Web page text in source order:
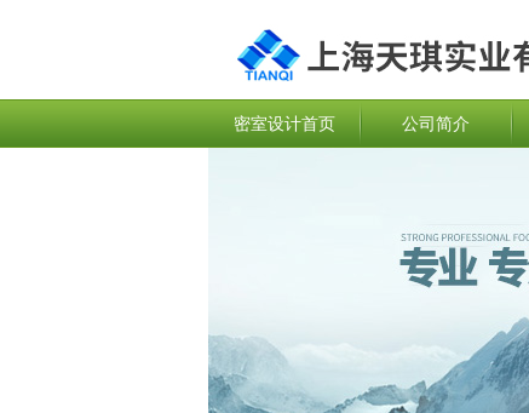
密室设计首页 公司简介